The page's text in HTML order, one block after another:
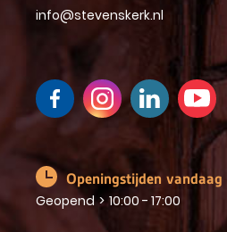
info@stevenskerk.nl
Openingstijden vandaag
Geopend > 10:00 - 17:00